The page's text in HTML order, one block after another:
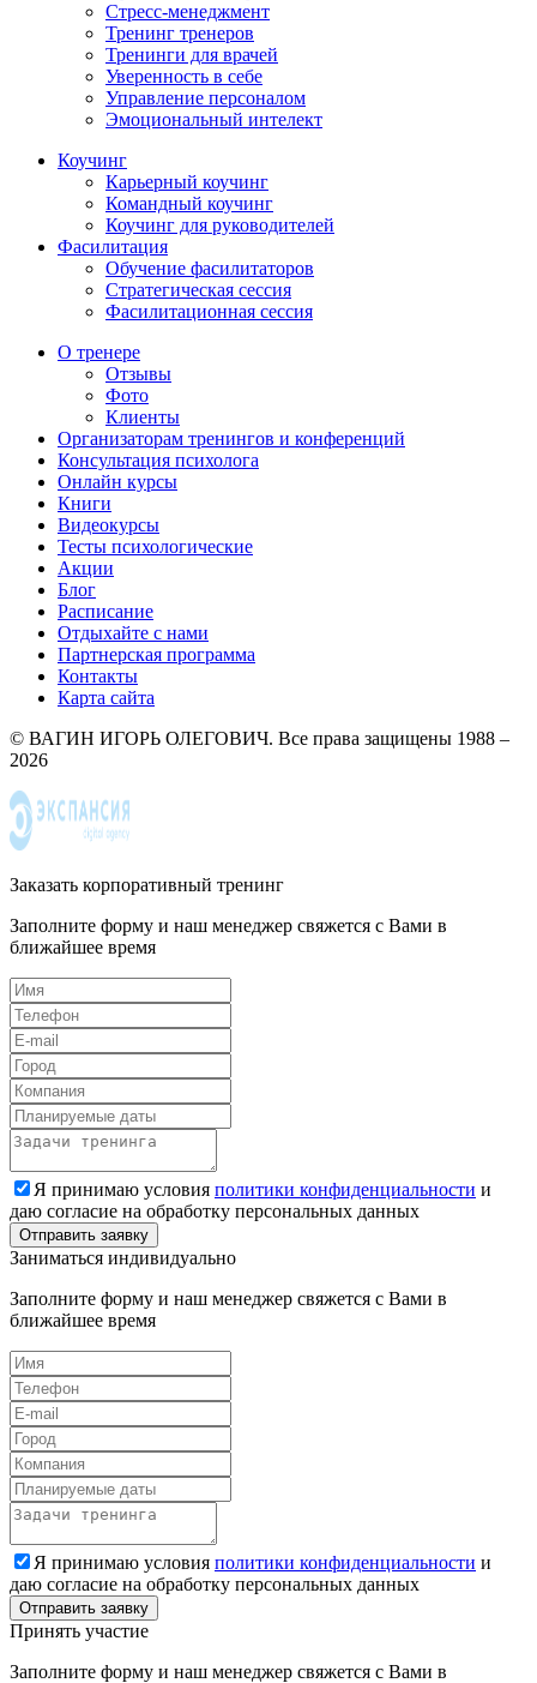
Стресс-менеджмент
Тренинг тренеров
Тренинги для врачей
Уверенность в себе
Управление персоналом
Эмоциональный интелект
Коучинг
Карьерный коучинг
Командный коучинг
Коучинг для руководителей
Фасилитация
Обучение фасилитаторов
Стратегическая сессия
Фасилитационная сессия
О тренере
Отзывы
Фото
Клиенты
Организаторам тренингов и конференций
Консультация психолога
Онлайн курсы
Книги
Видеокурсы
Тесты психологические
Акции
Блог
Расписание
Отдыхайте с нами
Партнерская программа
Контакты
Карта сайта
© ВАГИН ИГОРЬ ОЛЕГОВИЧ. Все права защищены 1988 –
2026
Заказать корпоративный тренинг
Заполните форму и наш менеджер свяжется с Вами в
ближайшее время
Я принимаю условия политики конфиденциальности и
даю согласие на обработку персональных данных
Заниматься индивидуально
Заполните форму и наш менеджер свяжется с Вами в
ближайшее время
Я принимаю условия политики конфиденциальности и
даю согласие на обработку персональных данных
Принять участие
Заполните форму и наш менеджер свяжется с Вами в